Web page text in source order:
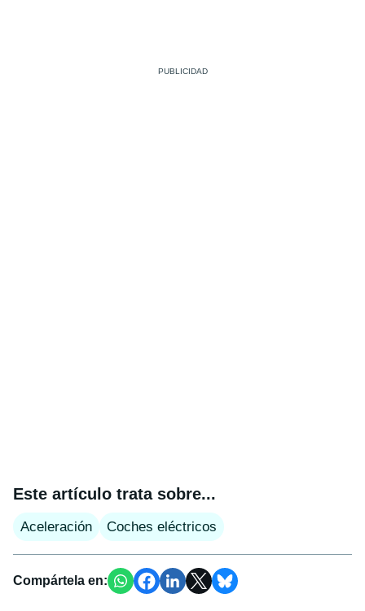
Este artículo trata sobre...
Aceleración Coches eléctricos
Compártela en: